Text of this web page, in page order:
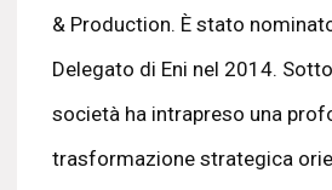
& Production. È stato
Delegato di Eni nel 2014.
società ha intrapreso una
trasformazione strategica